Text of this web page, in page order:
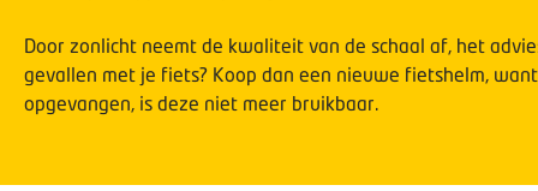
Door zonlicht neemt de kwaliteit van de schaal af, het
gevallen met je fiets? Koop dan een nieuwe fietshelm,
opgevangen, is deze niet meer bruikbaar.